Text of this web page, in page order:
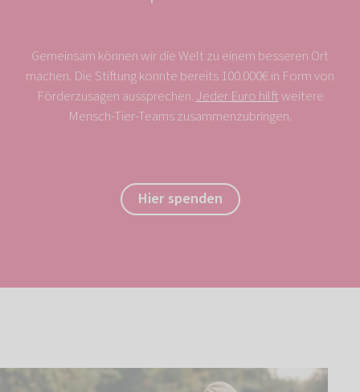
Gemeinsam können wir die Welt zu einem besseren Ort
machen. Die Stiftung konnte bereits 100.000€ in Form von
Förderzusagen aussprechen.Jeder Euro hilftweitere
Mensch-Tier-Teams zusammenzubringen.
Hier spenden